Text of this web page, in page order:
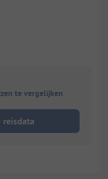
te vergelijken
reisdata